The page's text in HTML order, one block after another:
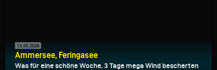
13.05.2026
Ammersee, Feringasee
Was für eine schöne Woche. 3 Tage mega Wind bescherten